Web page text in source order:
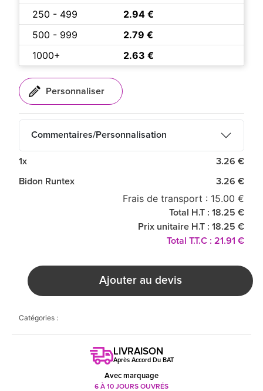
250 - 499
2.94 €
500 - 999
2.79 €
1000+
2.63 €
Commentaires/Personnalisation
1x 3.26 €
Bidon Runtex 3.26 €
Frais de transport : 15.00 €
Total H.T : 18.25 €
Prix unitaire H.T : 18.25 €
Total T.T.C : 21.91 €
Ajouter au devis
Catégories :
LIVRAISON
Après Accord Du BAT
Avec marquage
6 À 10 JOURS OUVRÉS